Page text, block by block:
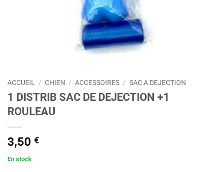
ACCUEIL / CHIEN / ACCESSOIRES / SAC A DEJECTION
1 DISTRIB SAC DE DEJECTION +1
ROULEAU
3,50 €
En stock